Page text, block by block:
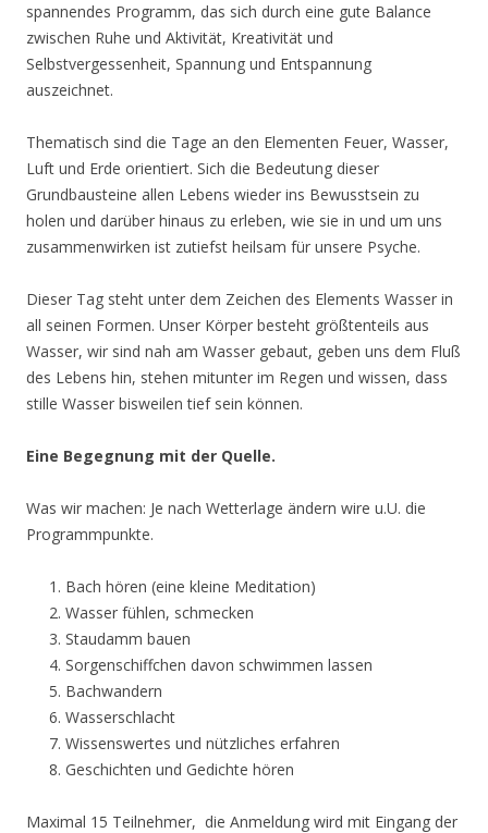
spannendes Programm, das sich durch eine gute Balance
zwischen Ruhe und Aktivität, Kreativität und
Selbstvergessenheit, Spannung und Entspannung
auszeichnet.
Thematisch sind die Tage an den Elementen Feuer, Wasser,
Luft und Erde orientiert. Sich die Bedeutung dieser
Grundbausteine allen Lebens wieder ins Bewusstsein zu
holen und darüber hinaus zu erleben, wie sie in und um uns
zusammenwirken ist zutiefst heilsam für unsere Psyche.
Dieser Tag steht unter dem Zeichen des Elements Wasser in
all seinen Formen. Unser Körper besteht größtenteils aus
Wasser, wir sind nah am Wasser gebaut, geben uns dem Fluß
des Lebens hin, stehen mitunter im Regen und wissen, dass
stille Wasser bisweilen tief sein können.
Eine Begegnung mit der Quelle.
Was wir machen: Je nach Wetterlage ändern wire u.U. die
Programmpunkte.
Bach hören (eine kleine Meditation)
Wasser fühlen, schmecken
Staudamm bauen
Sorgenschiffchen davon schwimmen lassen
Bachwandern
Wasserschlacht
Wissenswertes und nützliches erfahren
Geschichten und Gedichte hören
Maximal 15 Teilnehmer, die Anmeldung wird mit Eingang der